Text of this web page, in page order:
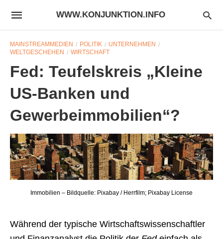
WWW.KONJUNKTION.INFO
MAINSTREAMMEDIEN POLITIK
UNTERNEHMEN
WELTGESCHEHEN
WIRTSCHAFT
Fed: Teufelskreis „Kleine
US-Banken und
Gewerbeimmobilien“?
Immobilien – Bildquelle: Pixabay / Herrfilm; Pixabay License
Während der typische Wirtschaftswissenschaftler